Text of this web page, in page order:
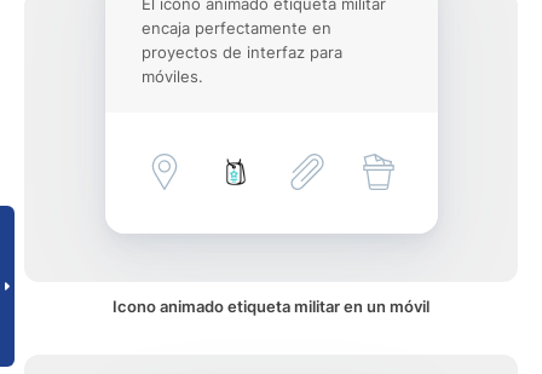
encaja perfectamente en
proyectos de interfaz para
móviles.
Icono animado etiqueta militar en un móvil